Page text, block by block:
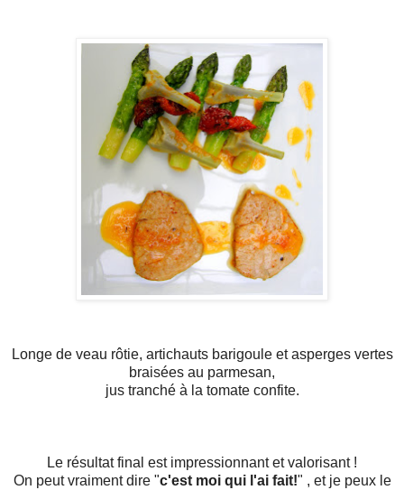
Longe de veau rôtie, artichauts barigoule et asperges vertes
braisées au parmesan,
jus tranché à la tomate confite.
Le résultat final est impressionnant et valorisant !
On peut vraiment dire "c'est moi qui l'ai fait!" , et je peux le